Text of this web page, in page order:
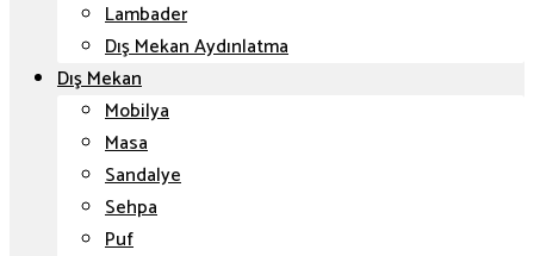
Lambader
Dış Mekan Aydınlatma
Dış Mekan
Mobilya
Masa
Sandalye
Sehpa
Puf